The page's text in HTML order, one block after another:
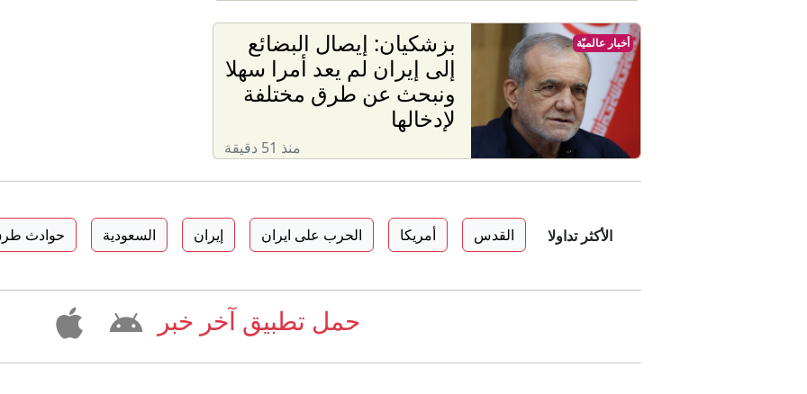
بزشكيان: إيصال البضائع
إلى إيران لم يعد أمرا سهلا
ونبحث عن طرق مختلفة
لإدخالها
منذ 51 دقيقة
أخبار عالميّة
الأكثر تداولا القدس أمريكا الحرب على ايران إيران السعودية حوادث
حمل تطبيق آخر خبر